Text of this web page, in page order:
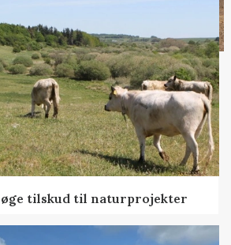
tilskud til naturprojekter